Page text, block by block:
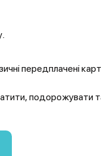
передплачені
подорожувати